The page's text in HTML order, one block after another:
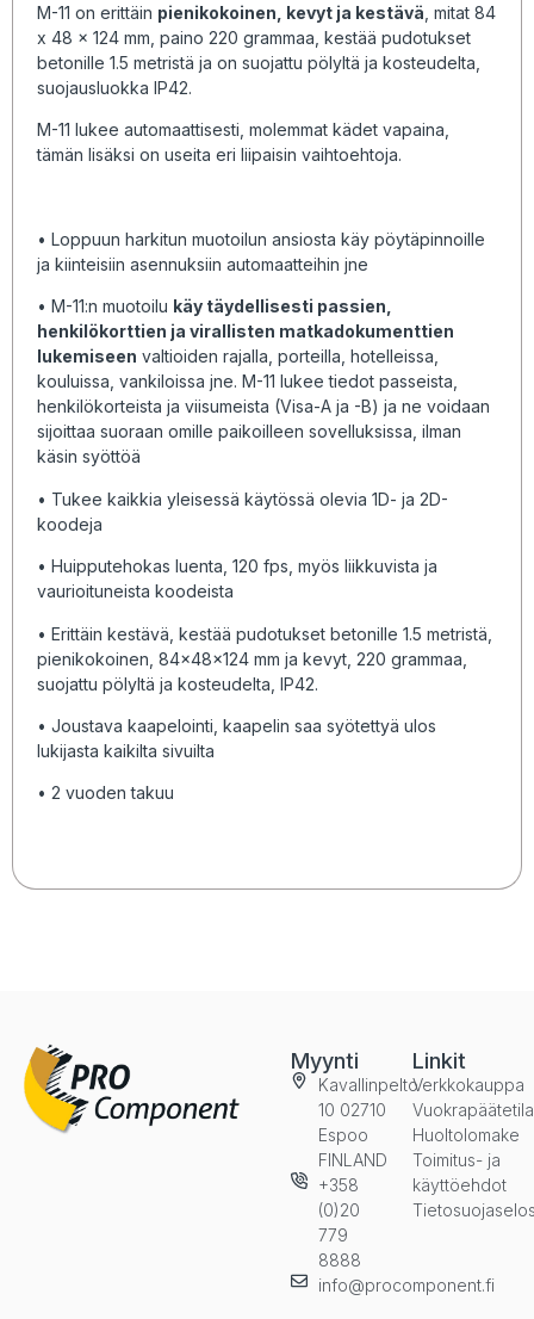
M-11 on erittäin pienikokoinen, kevyt ja kestävä , mitat 84
x 48 x 124 mm, paino 220 grammaa, kestää pudotukset
betonille 1.5 metristä ja on suojattu pölyltä ja kosteudelta,
suojausluokka IP42.
M-11 lukee automaattisesti, molemmat kädet vapaina,
tämän lisäksi on useita eri liipaisin vaihtoehtoja.
• Loppuun harkitun muotoilun ansiosta käy pöytäpinnoille
ja kiinteisiin asennuksiin automaatteihin jne
• M-11:n muotoilu käy täydellisesti passien,
henkilökorttien ja virallisten matkadokumenttien
lukemiseen valtioiden rajalla, porteilla, hotelleissa,
kouluissa, vankiloissa jne. M-11 lukee tiedot passeista,
henkilökorteista ja viisumeista (Visa-A ja -B) ja ne voidaan
sijoittaa suoraan omille paikoilleen sovelluksissa, ilman
käsin syöttöä
• Tukee kaikkia yleisessä käytössä olevia 1D- ja 2D-
koodeja
• Huipputehokas luenta, 120 fps, myös liikkuvista ja
vaurioituneista koodeista
• Erittäin kestävä, kestää pudotukset betonille 1.5 metristä,
pienikokoinen, 84x48x124 mm ja kevyt, 220 grammaa,
suojattu pölyltä ja kosteudelta, IP42.
• Joustava kaapelointi, kaapelin saa syötettyä ulos
lukijasta kaikilta sivuilta
• 2 vuoden takuu
Myynti
Kavallinpelto
10 02710
Espoo
FINLAND
+358
(0)20
779
8888
info@procomponent.fi
Linkit
Verkkokauppa
Huoltolomake
Toimitus- ja
käyttöehdot